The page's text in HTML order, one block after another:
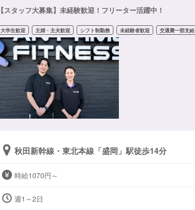
【スタッフ大募集】未経験歓迎！フリーター活躍中！
大学生歓迎 主婦・主夫歓迎 シフト制勤務 未経験者歓迎 交通費一部支給
秋田新幹線・東北本線「盛岡」駅徒歩14分
時給1070円～
週1～2日